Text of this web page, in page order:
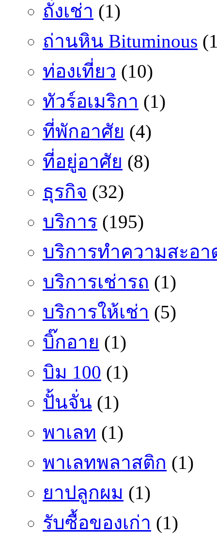
ถั่งเช่า (1)
ถ่านหิน Bituminous
ท่องเที่ยว (10)
ทัวร์อเมริกา (1)
ที่พักอาศัย (4)
ที่อยู่อาศัย (8)
ธุรกิจ (32)
บริการ (195)
บริการทำความสะอา
บริการเช่ารถ (1)
บริการให้เช่า (5)
บิ๊กอาย (1)
บิม 100 (1)
ปั้นจั่น (1)
พาเลท (1)
พาเลทพลาสติก (1)
ยาปลูกผม (1)
รับซื้อของเก่า (1)